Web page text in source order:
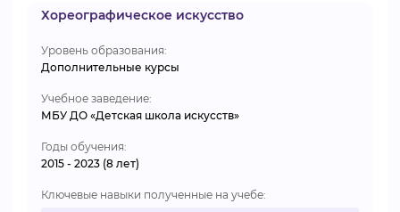
Хореографическое искусство
Уровень образования:
Дополнительные курсы
Учебное заведение:
МБУ ДО «Детская школа искусств»
Годы обучения:
2015 - 2023 (8 лет)
Ключевые навыки полученные на учебе: